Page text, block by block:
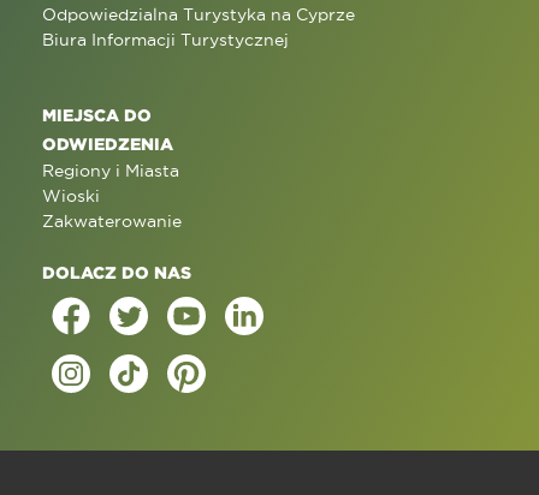
Odpowiedzialna Turystyka na Cyprze
Biura Informacji Turystycznej
MIEJSCA DO
ODWIEDZENIA
Regiony i Miasta
Wioski
Zakwaterowanie
DOLACZ DO NAS